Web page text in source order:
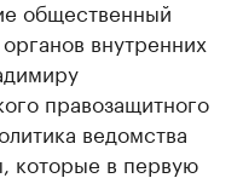
общественный
внутренних
правозащитного
ведомства
которые в первую